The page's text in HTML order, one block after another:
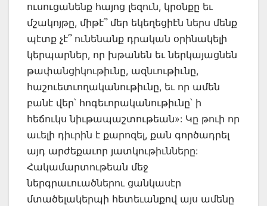
ուսուցանենք հայոց լեզուն, կրօնքը եւ
մշակոյթը, միթէ՞ մեր եկեղեցիէն ներս մենք
պէտք չէ՞ ունենանք դրական օրինակելի
կերպարներ, որ խթանեն եւ ներկայացնեն
թափանցիկութիւնը, ազնւութիւնը,
հաշուետւողականութիւնը, եւ որ ամեն
բանէ վեր՝ հոգեւորականութիւնը՝ ի
հեճուկս նիւթապաշտութեան»: Կը թուի որ
աւելի դիւրին է քարոզել, քան գործադրել
այդ արժեքաւոր յատկութիւնները:
Հակամարտութեան մեջ
ներգրաւուածներու ցանկասէր
մտածելակերպի հետեւանքով այս ամենը